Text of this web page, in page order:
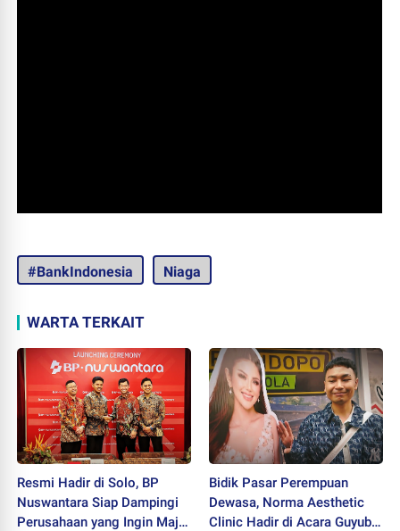
#BankIndonesia Niaga
WARTA TERKAIT
Resmi Hadir di Solo, BP
Nuswantara Siap Dampingi
Perusahaan yang Ingin Maju
Bidik Pasar Perempuan
Dewasa, Norma Aesthetic
Clinic Hadir di Acara Guyub